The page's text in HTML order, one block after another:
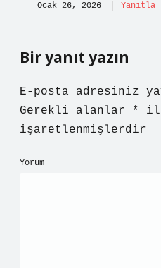
Ocak 26, 2026 Yanıtla
Bir yanıt yazın
E-posta adresiniz
Gerekli alanlar
*
işaretlenmişlerdir
Yorum